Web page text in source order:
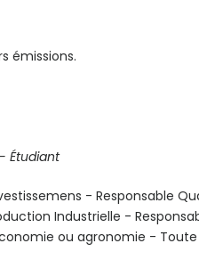
émissions.
Étudiant
- Responsable
Industrielle -
ou agronomie -